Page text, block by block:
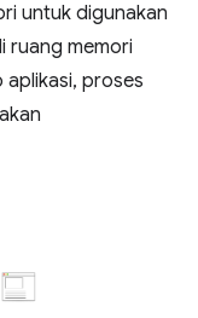
untuk digunakan
ruang memori
proses